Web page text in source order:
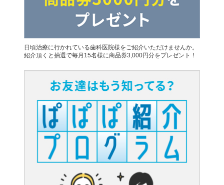
日頃治療に行かれている歯科医院様をご紹介いただけませんか。
紹介頂くと抽選で毎月15名様に商品券3,000円分をプレゼント！